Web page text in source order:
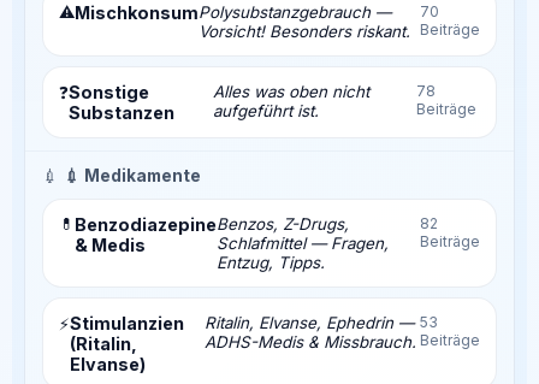
⚠️MischkonsumPolysubstanzgebrauch —
Vorsicht! Besonders riskant.
70
Beiträge
❓Sonstige
Substanzen
Alles was oben nicht
aufgeführt ist.
78
Beiträge
💉 💉 Medikamente
💊 Benzodiazepine
& Medis
Benzos, Z-Drugs,
Schlafmittel — Fragen,
Entzug, Tipps.
82
Beiträge
⚡Stimulanzien
(Ritalin,
Elvanse)
Ritalin, Elvanse, Ephedrin —
ADHS-Medis & Missbrauch.
53
Beiträge